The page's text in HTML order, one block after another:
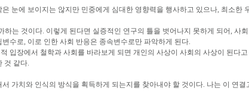
눈에 보이지는 않지만 민중에게 심대한 영향력을 행사하고 있으나, 최소한
는 것이다. 이렇게 된다면 실증적인 연구의 틀을 벗어나지 못하게 되어, 사
수로, 이로 인한 사회 반응은 종속변수로만 파악하게 된다.
입장에서 철학과 사회를 바라보게 되면 개인의 사상이 사회의 사상이 된다
것 같다.
가치와 인식의 방식을 획득하게 되는지를 찾아내야 할 것이다. 나는 이 연결